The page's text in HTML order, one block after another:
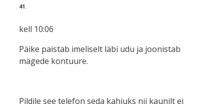
41.
kell 10:06
Päike paistab imeliselt läbi udu ja joonistab
mägede kontuure.
Pildile see telefon seda kahjuks nii kaunilt ei